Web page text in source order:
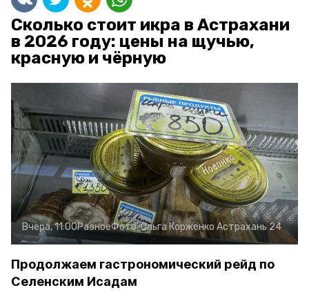
Сколько стоит икра в Астрахани
в 2026 году: цены на щучью,
красную и чёрную
Вчера, 11:00РазноеФото:Ольга Корженко Астрахань 24
Продолжаем гастрономический рейд по
Селенским Исадам